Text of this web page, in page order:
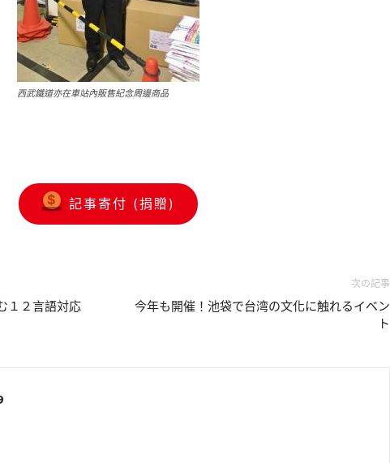
西武鐵道亦在車站內販售紀念周邊商品
記事寄付 (捐贈)
１２言語対応
次の記事
今年も開催！池袋で台湾の文化に触れるイベン
ト